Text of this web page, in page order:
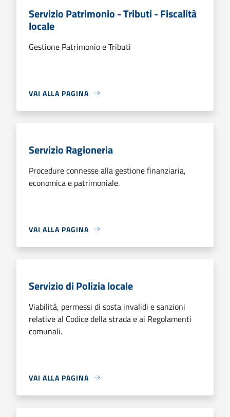
Servizio Patrimonio - Tributi - Fiscalità
locale
Gestione Patrimonio e Tributi
VAI ALLA PAGINA
Servizio Ragioneria
Procedure connesse alla gestione finanziaria,
economica e patrimoniale.
VAI ALLA PAGINA
Servizio di Polizia locale
Viabilità, permessi di sosta invalidi e sanzioni
relative al Codice della strada e ai Regolamenti
comunali.
VAI ALLA PAGINA